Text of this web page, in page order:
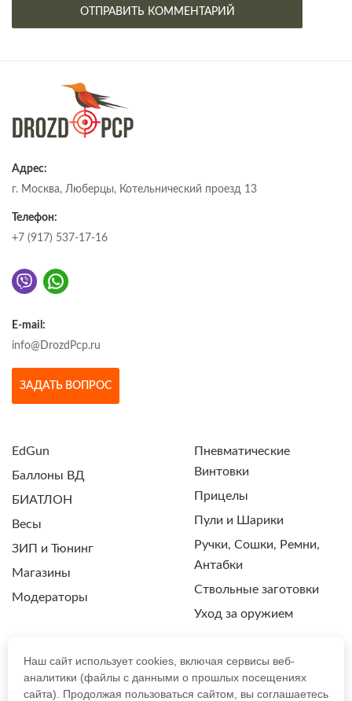
Адрес:
г. Москва, Люберцы, Котельнический проезд 13
Телефон:
+7 (917) 537-17-16
E-mail:
info@DrozdPcp.ru
ЗАДАТЬ ВОПРОС
EdGun
Баллоны ВД
БИАТЛОН
Весы
ЗИП и Тюнинг
Магазины
Модераторы
Пневматические
Винтовки
Прицелы
Пули и Шарики
Ручки, Сошки, Ремни,
Антабки
Ствольные заготовки
Уход за оружием
ПОЛИТИКА КОНФИДЕНЦИАЛЬНОСТИ
Наш сайт использует cookies, включая сервисы веб-
аналитики (файлы с данными о прошлых посещениях
сайта). Продолжая пользоваться сайтом, вы соглашаетесь